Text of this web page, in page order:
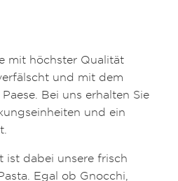
mit höchster Qualität
und mit dem
Bei uns erhalten Sie
und ein
ist dabei unsere frisch
Egal ob Gnocchi,